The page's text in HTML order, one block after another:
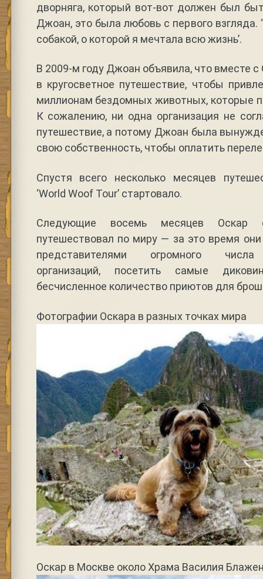
дворняга, который вот-вот должен был
Джоан, это была любовь с первого взгляда.
собакой, о которой я мечтала всю жизнь’.
В 2009-м году Джоан объявила, что вместе
в кругосветное путешествие, чтобы
миллионам бездомных животных, которые
К сожалению, ни одна организация не
путешествие, а потому Джоан была
свою собственность, чтобы оплатить
Спустя всего несколько месяцев
‘World Woof Tour’ стартовало.
Следующие восемь месяцев Оскар
путешествовал по миру — за это время
представителями огромного числа
организаций, посетить самые
бесчисленное количество приютов для
Фотографии Оскара в разных точках мира
Оскар в Москве около Храма Василия